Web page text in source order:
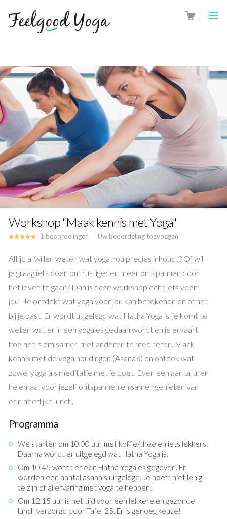
KALENDER
zondag 12 juli 2026 10:00
Park Stapelen
4 lessen Ouder & Kind yoga
Nieuwe reeks
Startzondag 20 september 2026
Feelgood Yoga Weekend
Een weekend helemaal voor jezelf!
Vertrek vrijdag 13 november 2026
Brabantse Kempen
Feelgood Yoga Weekend
Een weekend helemaal voor jezelf!
Brabantse Kempen
Workshop "Maak kennis met Yoga"
1 beoordelingen Uw beoordeling toevoegen
Altijd al willen weten wat yoga nou precies inhoudt? Of wil
je graag iets doen om rustiger en meer ontspannen door
het leven te gaan? Dan is deze workshop echt iets voor
jou! Je ontdekt wat yoga voor jou kan betekenen en of het
bij je past. Er wordt uitgelegd wat Hatha Yoga is, je komt te
weten wat er in een yogales gedaan wordt en je ervaart
hoe het is om samen met anderen te mediteren. Maak
kennis met de yoga houdingen (Asana's) en ontdek wat
zowel yoga als meditatie met je doet. Even een aantal uren
helemaal voor jezelf ontspannen en samen genieten van
een heerlijke lunch.
Programma
We starten om 10.00 uur met koffie/thee en iets lekkers.
Daarna wordt er uitgelegd wat Hatha Yoga is.
Om 10.45 wordt er een Hatha Yogales gegeven. Er
worden een aantal asana's uitgelegd. Je hoeft niet lenig
te zijn of al ervaring met yoga te hebben.
Om 12.15 uur is het tijd voor een lekkere en gezonde
lunch verzorgd door Tafel 25. Er is genoeg keuze!